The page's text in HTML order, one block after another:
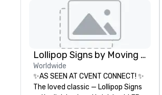
Lollipop Signs by Moving Products
Worldwide
✨AS SEEN AT CVENT CONNECT! ✨
The loved classic — Lollipop Signs